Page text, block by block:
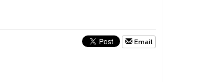
Email